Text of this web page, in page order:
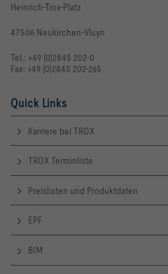
Heinrich-Trox-Platz
47506 Neukirchen-Vluyn
Tel.: +49 (0)2845 202-0
Fax: +49 (0)2845 202-265
Quick Links
Karriere bei TROX
TROX Terminliste
Preislisten und Produktdaten
EPF
BIM